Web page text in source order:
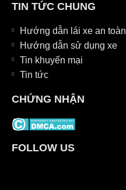
TIN TỨC CHUNG
Hướng dẫn lái xe an toàn
Hướng dẫn sử dụng xe
Tin khuyến mại
Tin tức
CHỨNG NHẬN
FOLLOW US